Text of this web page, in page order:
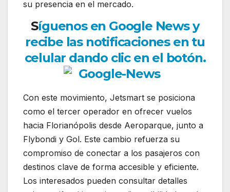
su presencia en el mercado.
Síguenos en Google News y
recibe las notificaciones en tu
celular dando clic en el botón.
Con este movimiento, Jetsmart se posiciona
como el tercer operador en ofrecer vuelos
hacia Florianópolis desde Aeroparque, junto a
Flybondi y Gol. Este cambio refuerza su
compromiso de conectar a los pasajeros con
destinos clave de forma accesible y eficiente.
Los interesados pueden consultar detalles